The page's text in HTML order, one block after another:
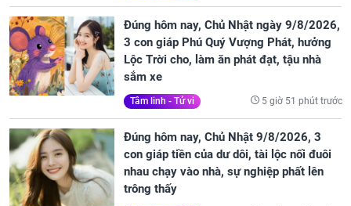
Đúng hôm nay, Chủ Nhật ngày 9/8/2026,
3 con giáp Phú Quý Vượng Phát, hưởng
Lộc Trời cho, làm ăn phát đạt, tậu nhà
sắm xe
Tâm linh - Tử vi 5 giờ 51 phút trước
Đúng hôm nay, Chủ Nhật 9/8/2026, 3
con giáp tiền của dư dôi, tài lộc nối đuôi
nhau chạy vào nhà, sự nghiệp phất lên
trông thấy